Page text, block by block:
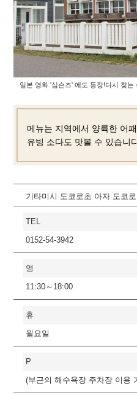
일본 영화 '심슨즈' 에도 등장!다시 찾는
메뉴는 지역에서 양륙한 어
유빙 소다도 맛볼 수 있습니
기타미시 도코로초 아자 도코
TEL
0152-54-3942
영
11:30～18:00
휴
월요일
P
(부근의 해수욕장 주차장 이용